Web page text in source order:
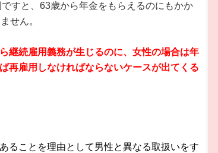
すと、63歳から年金をもらえるのにもかか
せん。
継続雇用義務が生じるのに、女性の場合は年
再雇用しなければならないケースが出てくる
ることを理由として男性と異なる取扱いをす